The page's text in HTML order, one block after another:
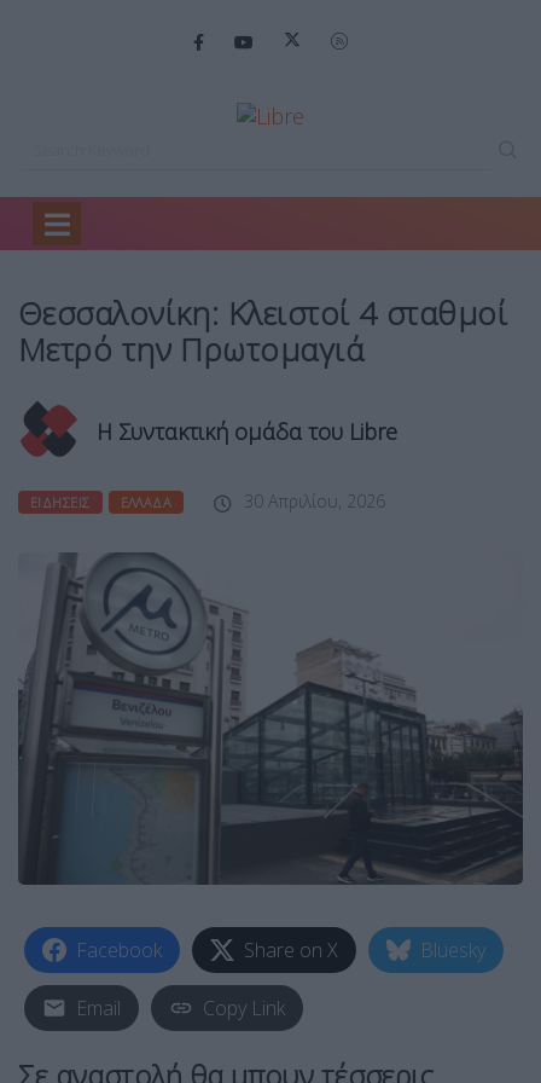
Home
Θεσσαλονίκη: Κλειστοί 4 σταθμοί
Μετρό την Πρωτομαγιά
Η Συντακτική ομάδα του Libre
ΕΙΔΉΣΕΙΣ ΕΛΛΆΔΑ 30 Απριλίου, 2026
Facebook Share on X Bluesky
Email Copy Link